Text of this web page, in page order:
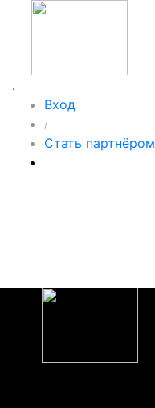
.
Вход
/
Стать партнёром